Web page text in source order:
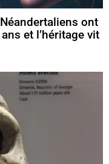
ont
et l’héritage vit